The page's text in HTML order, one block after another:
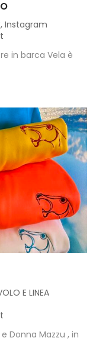
, Instagram
in barca Vela è
E LINEA
Donna Mazzu , in